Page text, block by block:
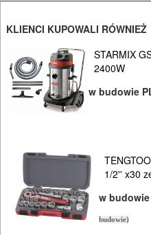
AGD
OGRODNICZE
NARZĘDZIA
KOSIARKI-
KOSY
MYJKI
CIŚNIENIOWE
KLIENCI KUPOWALI RÓWNIEŻ
STARMIX
2400W
w budowie
1/2'' x30
w
budowie)